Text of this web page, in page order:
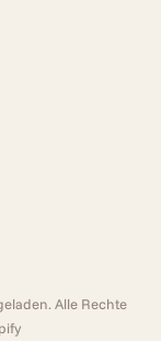
Alle Rechte